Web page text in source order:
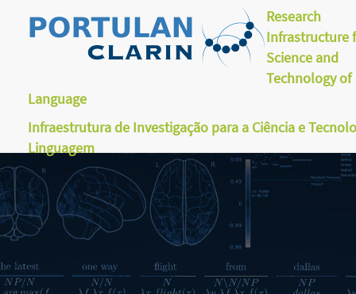
Research
Infrastructure
Science and
Technology of
Language
Infraestrutura de Investigação para a Ciência e
Linguagem